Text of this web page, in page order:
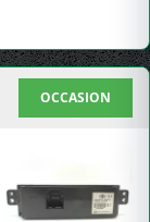
OCCASION